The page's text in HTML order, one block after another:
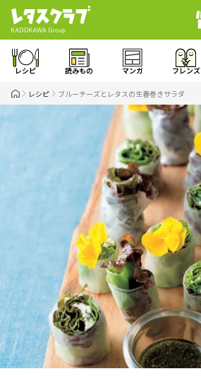
レシピ 読みもの マンガ フレンズ
レシピ ブルーチーズとレタスの生春巻きサラダ